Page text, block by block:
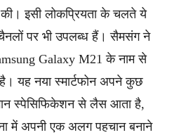
की। इसी लोकप्रियता के चलते ये
पर भी उपलब्ध हैं। सैमसंग ने
Galaxy M21 के नाम से
यह नया स्मार्टफोन अपने कुछ
स्पेसिफिकेशन से लैस आता है,
में अपनी एक अलग पहचान बनाने